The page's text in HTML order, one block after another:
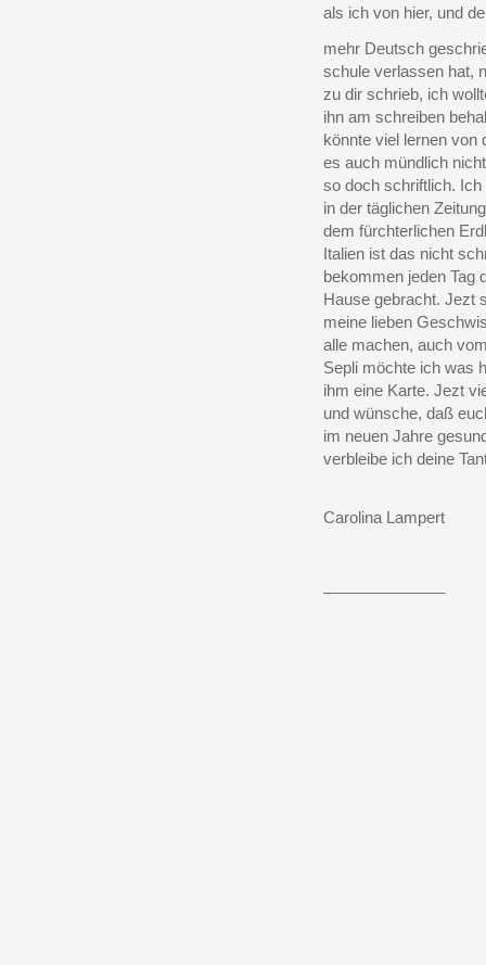
als ich von hier, und
mehr Deutsch
schule verlassen hat,
zu dir schrieb, ich
ihn am schreiben
könnte viel lernen von
es auch mündlich
so doch schriftlich. Ich
in der täglichen
dem fürchterlichen
Italien ist das nicht
bekommen jeden Tag
Hause gebracht. Jezt
meine lieben
alle machen, auch
Sepli möchte ich was
ihm eine Karte. Jezt
und wünsche, daß
im neuen Jahre
verbleibe ich deine
Carolina Lampert